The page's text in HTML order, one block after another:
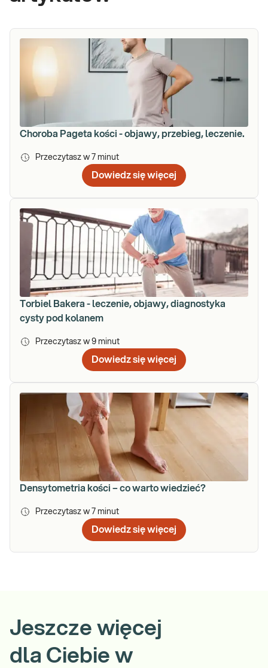
Choroba Pageta kości - objawy, przebieg, leczenie.
Przeczytasz w 7 minut
Dowiedz się więcej
Torbiel Bakera - leczenie, objawy, diagnostyka
cysty pod kolanem
Przeczytasz w 9 minut
Dowiedz się więcej
Densytometria kości – co warto wiedzieć?
Przeczytasz w 7 minut
Dowiedz się więcej
Jeszcze więcej
dla Ciebie w